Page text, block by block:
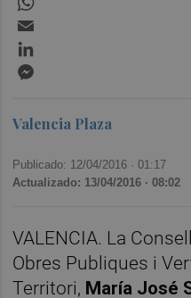
Valencia Plaza
Publicado: 12/04/2016 ·01:17
Actualizado: 13/04/2016 · 08:02
VALENCIA. La
Obres Publiques i
Territori, María José